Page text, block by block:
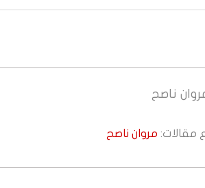
ناصح
مقالات: مروان ناصح